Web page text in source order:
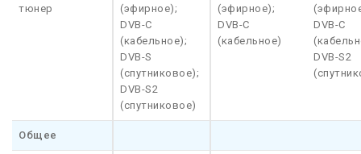
тюнер
(эфирное);
DVB-C
(кабельное);
DVB-S
(спутниковое);
DVB-S2
(спутниковое)
(эфирное);
DVB-C
(кабельное)
DVB-C
DVB-S2
Общее